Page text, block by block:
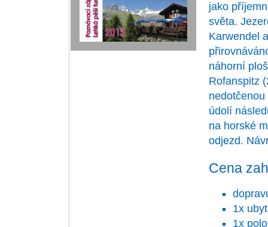
jako
světa.
Karwendel
náhorní
Rofanspitz
údolí
na horské
odjezd.
Cena
1x
1x